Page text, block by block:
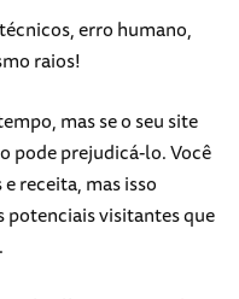
erro humano,
raios!
mas se o seu site
pode prejudicá-lo. Você
receita, mas isso
potenciais visitantes que